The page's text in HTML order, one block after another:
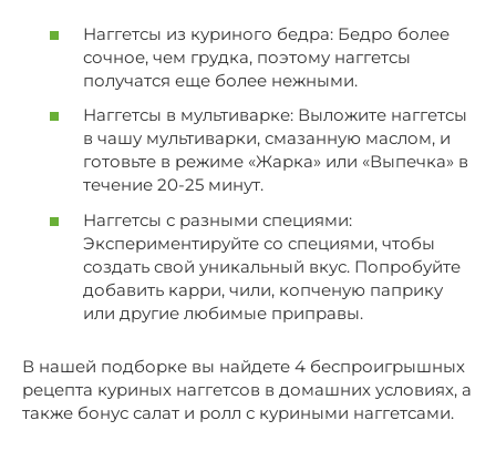
Наггетсы из куриного бедра: Бедро более
сочное, чем грудка, поэтому наггетсы
получатся еще более нежными.
Наггетсы в мультиварке: Выложите наггетсы
в чашу мультиварки, смазанную маслом, и
готовьте в режиме «Жарка» или «Выпечка» в
течение 20-25 минут.
Наггетсы с разными специями:
Экспериментируйте со специями, чтобы
создать свой уникальный вкус. Попробуйте
добавить карри, чили, копченую паприку
или другие любимые приправы.
В нашей подборке вы найдете 4 беспроигрышных
рецепта куриных наггетсов в домашних условиях, а
также бонус салат и ролл с куриными наггетсами.